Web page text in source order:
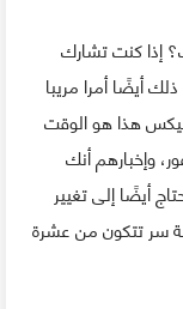
إذا كنت تشارك
أيضًا أمرا مريبا
هذا هو الوقت
وإخبارهم أنك
أيضًا إلى تغيير
سر تتكون من عشرة